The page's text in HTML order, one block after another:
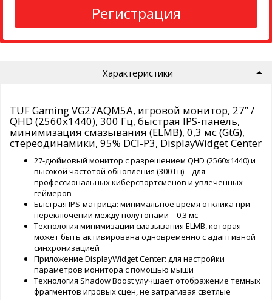
Регистрация
Характеристики
TUF Gaming VG27AQM5A, игровой монитор, 27” /
QHD (2560x1440), 300 Гц, быстрая IPS-панель,
минимизация смазывания (ELMB), 0,3 мс (GtG),
стереодинамики, 95% DCI-P3, DisplayWidget Center
27-дюймовый монитор с разрешением QHD (2560x1440) и
высокой частотой обновления (300 Гц) – для
профессиональных киберспортсменов и увлеченных
геймеров
Быстрая IPS-матрица: минимальное время отклика при
переключении между полутонами – 0,3 мс
Технология минимизации смазывания ELMB, которая
может быть активирована одновременно с адаптивной
синхронизацией
Приложение DisplayWidget Center: для настройки
параметров монитора с помощью мыши
Технология Shadow Boost улучшает отображение темных
фрагментов игровых сцен, не затрагивая светлые